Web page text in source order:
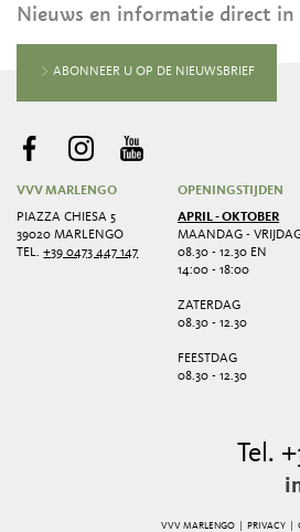
Nieuws en informatie direct
ABONNEER U OP DE NIEUWSBRIEF
VVV MARLENGO
PIAZZA CHIESA 5
39020 MARLENGO
TEL.+39 0473 447 147
OPENINGSTIJDEN
APRIL - OKTOBER
MAANDAG -
08.30 - 12.30 EN
14:00 - 18:00
ZATERDAG
08.30 - 12.30
FEESTDAG
08.30 - 12.30
Tel.
VVV MARLENGO | PRIVACY|